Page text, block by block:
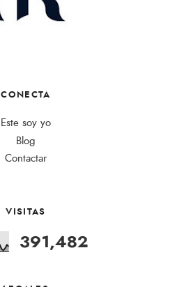
CONECTA
Este soy yo
Blog
Contactar
VISITAS
391,482